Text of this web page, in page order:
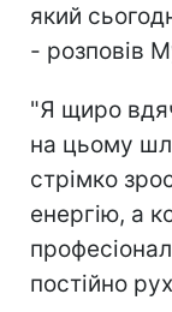
який
- розповів
"Я щиро
на цьому
стрімко
енергію, а
постійно